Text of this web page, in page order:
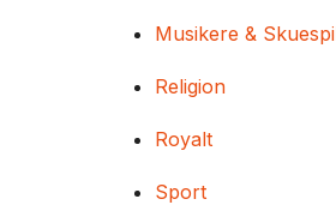
Musikere &
Religion
Royalt
Sport